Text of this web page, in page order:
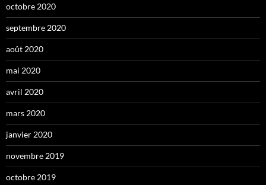
octobre 2020
septembre 2020
août 2020
mai 2020
avril 2020
mars 2020
janvier 2020
novembre 2019
octobre 2019